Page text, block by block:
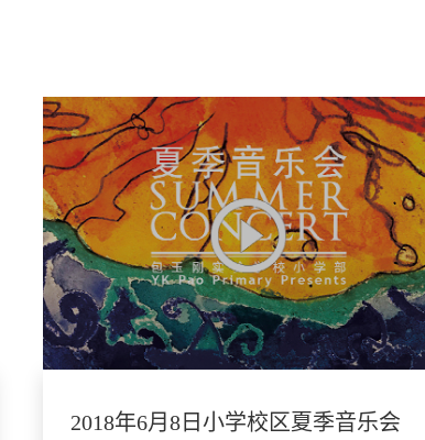
2018年6月8日小学校区夏季音乐会